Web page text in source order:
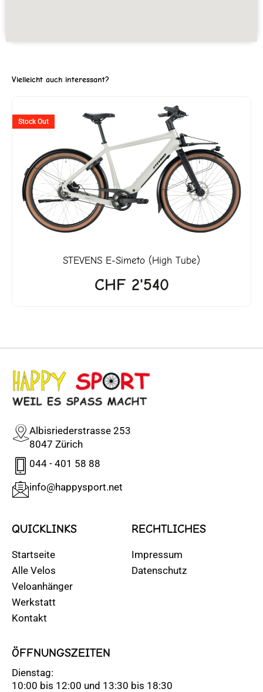
Vielleicht auch interessant?
Stock Out
STEVENS E-Simeto (High Tube)
CHF2'540
Albisriederstrasse 253
8047 Zürich
044 - 401 58 88
info@happysport.net
QUICKLINKS
Startseite
Alle Velos
Veloanhänger
Werkstatt
Kontakt
RECHTLICHES
Impressum
Datenschutz
ÖFFNUNGSZEITEN
Dienstag:
10:00 bis 12:00 und 13:30 bis 18:30